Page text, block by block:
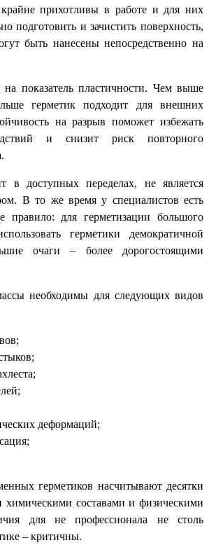
прихотливы в работе и для них
подготовить и зачистить поверхность,
быть нанесены непосредственно на
показатель пластичности. Чем выше
герметик подходит для внешних
на разрыв поможет избежать
и снизит риск повторного
в доступных переделах, не является
В то же время у специалистов есть
правило: для герметизации большого
герметики демократичной
очаги – более дорогостоящими
необходимы для следующих видов
деформаций;
герметиков насчитывают десятки
химическими составами и физическими
для не профессионала не столь
– критичны.